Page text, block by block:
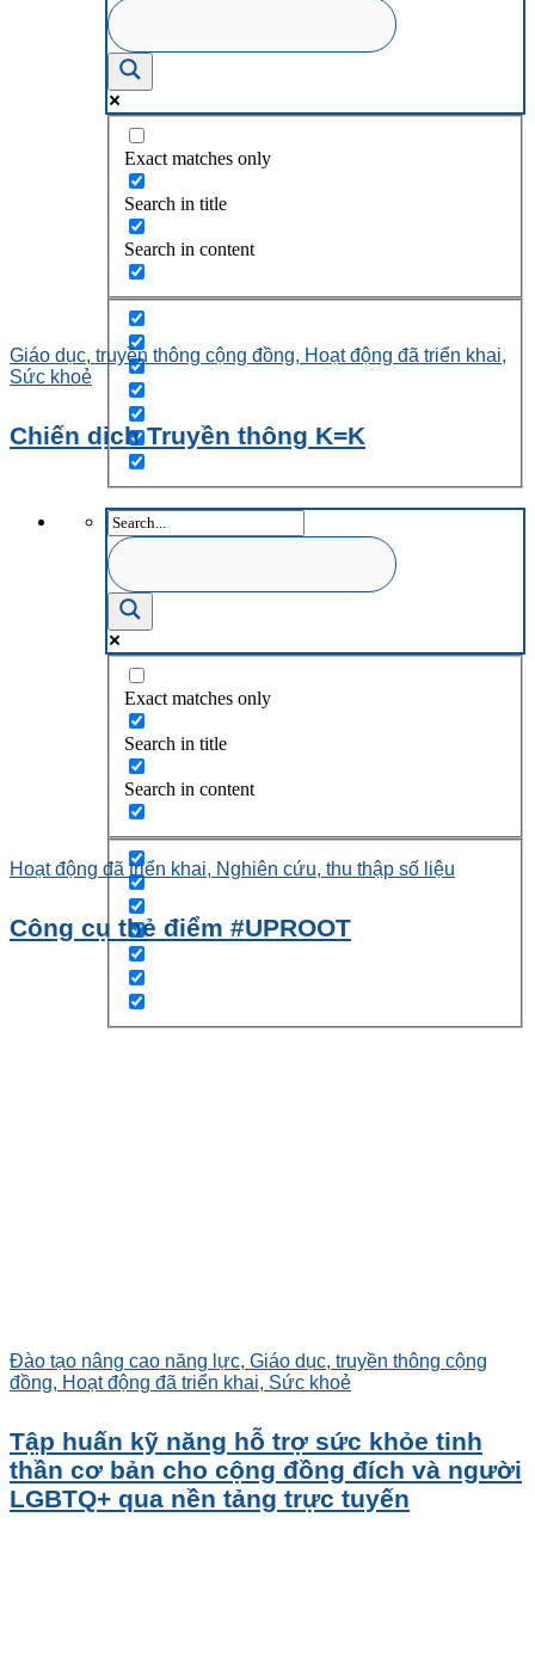
Exact matches only
Search in title
Search in content
Exact matches only
Search in title
Search in content
Giáo dục, truyền thông cộng đồng, Hoạt động đã triển khai,
Sức khoẻ
Chiến dịch Truyền thông K=K
Hoạt động đã triển khai, Nghiên cứu, thu thập số liệu
Công cụ thẻ điểm #UPROOT
Đào tạo nâng cao năng lực, Giáo dục, truyền thông cộng
đồng, Hoạt động đã triển khai, Sức khoẻ
Tập huấn kỹ năng hỗ trợ sức khỏe tinh
thần cơ bản cho cộng đồng đích và người
LGBTQ+ qua nền tảng trực tuyến